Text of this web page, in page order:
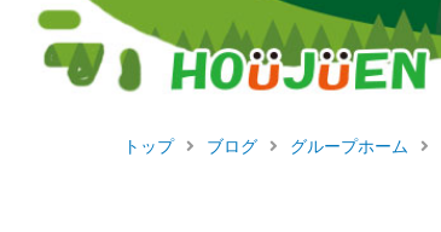
トップ ブログ グループホーム